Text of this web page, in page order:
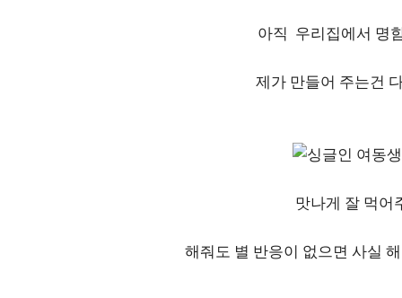
아직 우리집에서 명
제가 만들어 주는건
맛나게 잘 먹어
해줘도 별 반응이 없으면 사실